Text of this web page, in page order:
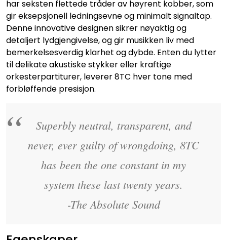
har seksten flettede tråder av høyrent kobber, som
gir eksepsjonell ledningsevne og minimalt signaltap.
Denne innovative designen sikrer nøyaktig og
detaljert lydgjengivelse, og gir musikken liv med
bemerkelsesverdig klarhet og dybde. Enten du lytter
til delikate akustiske stykker eller kraftige
orkesterpartiturer, leverer 8TC hver tone med
forbløffende presisjon.
Superbly neutral, transparent, and
never, ever guilty of wrongdoing, 8TC
has been the one constant in my
system these last twenty years.
-The Absolute Sound